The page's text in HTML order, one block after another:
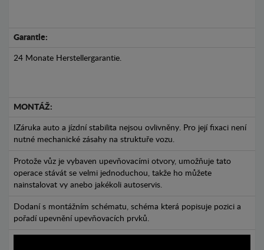
Garantie:
24 Monate Herstellergarantie.
MONTÁŽ:
IZáruka auto a jízdní stabilita nejsou ovlivněny. Pro její fixaci není
nutné mechanické zásahy na struktuře vozu.
Protože vůz je vybaven upevňovacími otvory, umožňuje tato
operace stávát se velmi jednoduchou, takže ho můžete
nainstalovat vy anebo jakékoli autoservis.
Dodaní s montážním schématu, schéma která popisuje pozici a
pořadí upevnění upevňovacích prvků.